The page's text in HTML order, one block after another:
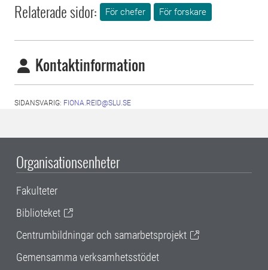
Relaterade sidor: För chefer För forskare
Kontaktinformation
SIDANSVARIG: FIONA.REID@SLU.SE
Organisationsenheter
Fakulteter
Biblioteket
Centrumbildningar och samarbetsprojekt
Gemensamma verksamhetsstödet